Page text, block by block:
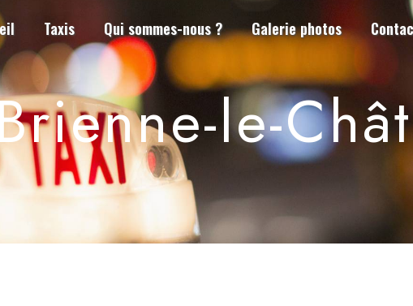
Taxis Qui sommes-nous ? Galerie photos
le-